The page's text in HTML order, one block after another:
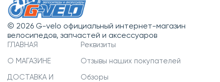
© 2026 G-velo официальный интернет-магазин
велосипедов, запчастей и аксессуаров
ГЛАВНАЯ
О МАГАЗИНЕ
ДОСТАВКА И
Реквизиты
Отзывы наших покупателей
Обзоры